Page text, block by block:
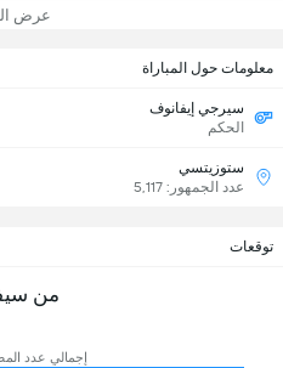
عرض
معلومات حول المباراة
سيرجي إيفانوف
الحكم
ستوزيتسي
عدد الجمهور: 5,117
توقعات
من
إجمالي عدد